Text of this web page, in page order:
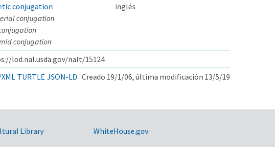
conjugation
inglés
conjugation
conjugation
lod.nal.usda.gov/nalt/15124
TURTLE JSON-LD Creado 19/1/06, última modificación 13/5/19
Library
WhiteHouse.gov